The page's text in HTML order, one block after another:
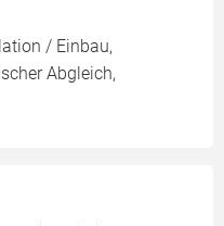
/ Einbau,
Abgleich,